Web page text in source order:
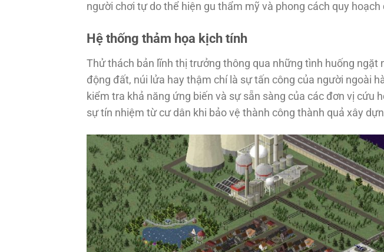
người chơi tự do thể hiện gu thẩm mỹ và phong cách quy
Hệ thống thảm họa kịch tính
Thử thách bản lĩnh thị trưởng thông qua những tình huống ngặt
động đất, núi lửa hay thậm chí là sự tấn công của người ngoài
kiểm tra khả năng ứng biến và sự sẵn sàng của các đơn vị cứu
sự tín nhiệm từ cư dân khi bảo vệ thành công thành quả xây